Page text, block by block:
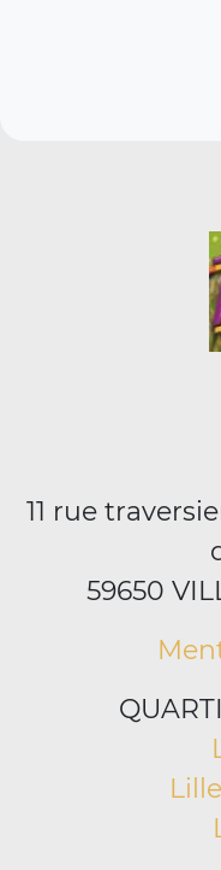
11 rue
59650